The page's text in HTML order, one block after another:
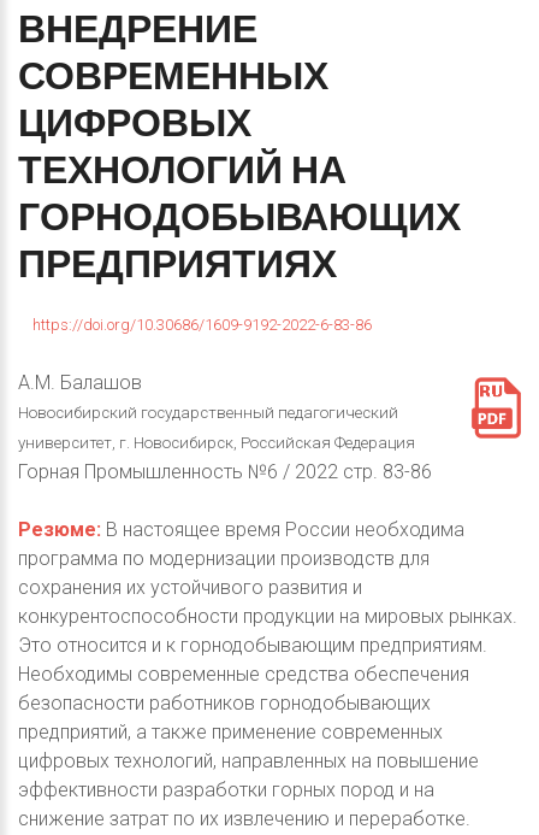
ВНЕДРЕНИЕ
СОВРЕМЕННЫХ
ЦИФРОВЫХ
ТЕХНОЛОГИЙ НА
ГОРНОДОБЫВАЮЩИХ
ПРЕДПРИЯТИЯХ
https://doi.org/10.30686/1609-9192-2022-6-83-86
А.М. Балашов
Новосибирский государственный педагогический
университет, г. Новосибирск, Российская Федерация
Горная Промышленность №6 / 2022 стр. 83-86
Резюме: В настоящее время России необходима
программа по модернизации производств для
сохранения их устойчивого развития и
конкурентоспособности продукции на мировых рынках.
Это относится и к горнодобывающим предприятиям.
Необходимы современные средства обеспечения
безопасности работников горнодобывающих
предприятий, а также применение современных
цифровых технологий, направленных на повышение
эффективности разработки горных пород и на
снижение затрат по их извлечению и переработке.